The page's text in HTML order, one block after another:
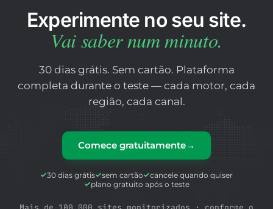
Experimente no seu site.
Vai saber num minuto.
30 dias grátis. Sem cartão. Plataforma
completa durante o teste — cada motor, cada
região, cada canal.
Comece gratuitamente→
30 dias grátis sem cartão
cancele quando quiser
plano gratuito após o teste